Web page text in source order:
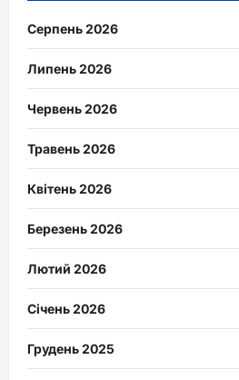
Серпень 2026
Липень 2026
Червень 2026
Травень 2026
Квітень 2026
Березень 2026
Лютий 2026
Січень 2026
Грудень 2025